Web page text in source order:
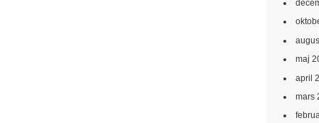
maj
april
mars